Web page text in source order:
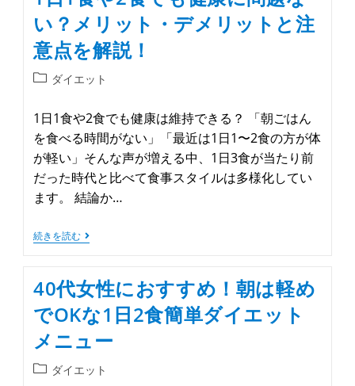
い？メリット・デメリットと注
意点を解説！
ダイエット
1日1食や2食でも健康は維持できる？ 「朝ごはん
を食べる時間がない」「最近は1日1〜2食の方が体
が軽い」そんな声が増える中、1日3食が当たり前
だった時代と比べて食事スタイルは多様化してい
ます。 結論か…
続きを読む
40代女性におすすめ！朝は軽め
でOKな1日2食簡単ダイエット
メニュー
ダイエット